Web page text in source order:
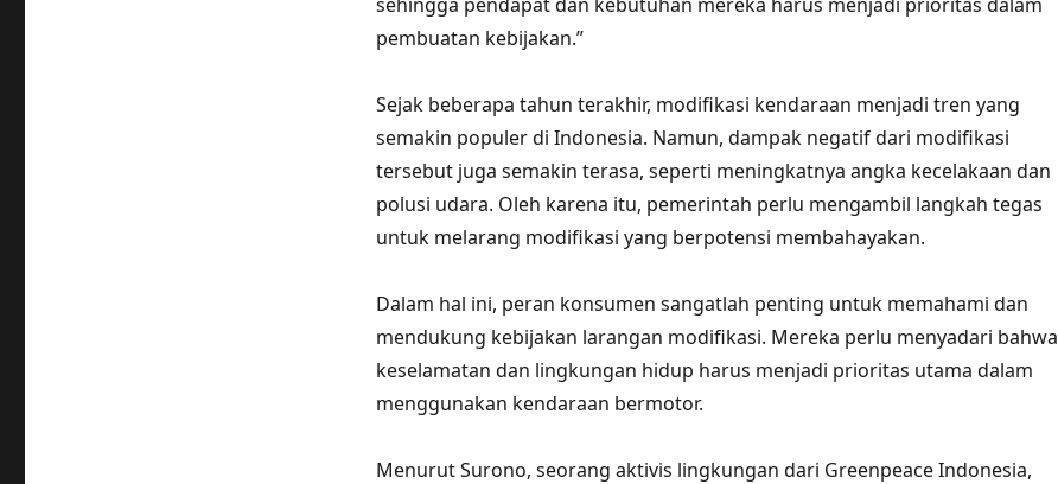
pembuatan kebijakan.”
Sejak beberapa tahun terakhir, modifikasi kendaraan menjadi tren yang
semakin populer di Indonesia. Namun, dampak negatif dari modifikasi
tersebut juga semakin terasa, seperti meningkatnya angka kecelakaan dan
polusi udara. Oleh karena itu, pemerintah perlu mengambil langkah tegas
untuk melarang modifikasi yang berpotensi membahayakan.
Dalam hal ini, peran konsumen sangatlah penting untuk memahami dan
mendukung kebijakan larangan modifikasi. Mereka perlu menyadari bahwa
keselamatan dan lingkungan hidup harus menjadi prioritas utama dalam
menggunakan kendaraan bermotor.
Menurut Surono, seorang aktivis lingkungan dari Greenpeace Indonesia,